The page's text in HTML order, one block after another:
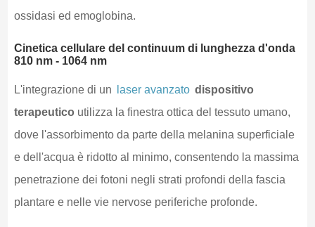
ossidasi ed emoglobina.
Cinetica cellulare del continuum di lunghezza d'onda
810 nm - 1064 nm
L'integrazione di un laser avanzato dispositivo
terapeutico utilizza la finestra ottica del tessuto umano,
dove l'assorbimento da parte della melanina superficiale
e dell'acqua è ridotto al minimo, consentendo la massima
penetrazione dei fotoni negli strati profondi della fascia
plantare e nelle vie nervose periferiche profonde.